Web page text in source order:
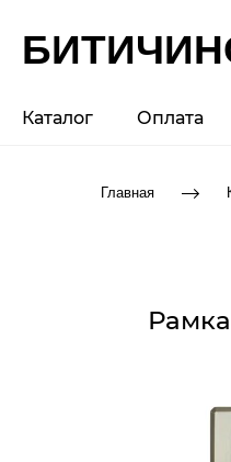
Каталог Оплата
Главная